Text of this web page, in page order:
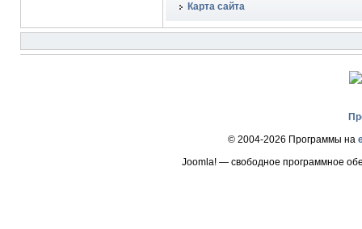
Карта сайта
© 2004-2026 Программы на
Joomla! — свободное программное